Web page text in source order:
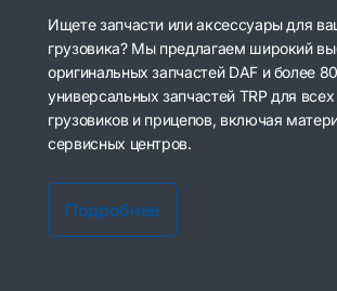
Ищете запчасти или аксессуары для
грузовика? Мы предлагаем широкий
оригинальных запчастей DAF и более
универсальных запчастей TRP для
грузовиков и прицепов, включая
сервисных центров.
Подробнее